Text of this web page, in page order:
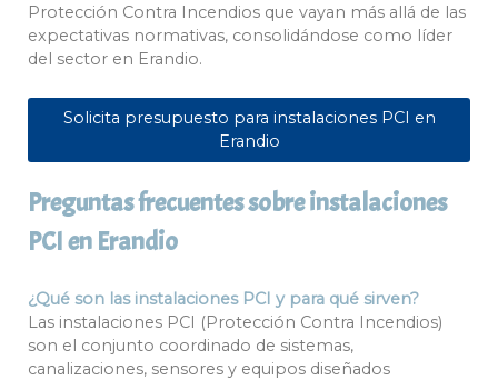
Protección Contra Incendios que vayan más allá de las
expectativas normativas, consolidándose como líder
del sector en Erandio.
Solicita presupuesto para instalaciones PCI en
Erandio
Preguntas frecuentes sobre instalaciones
PCI en Erandio
¿Qué son las instalaciones PCI y para qué sirven?
Las instalaciones PCI (Protección Contra Incendios)
son el conjunto coordinado de sistemas,
canalizaciones, sensores y equipos diseñados